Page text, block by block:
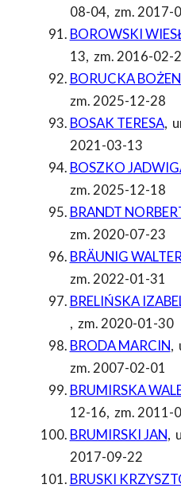
08-04, zm. 2017-
BOROWSKI
13, zm. 2016-02-
BORUCKA
zm. 2025-12-28
BOSAK TERESA,
2021-03-13
BOSZKO
zm. 2025-12-18
BRANDT
zm. 2020-07-23
BRÄUNIG WALTER
zm. 2022-01-31
BRELIŃSKA
, zm. 2020-01-30
BRODA MARCIN,
zm. 2007-02-01
BRUMIRSKA
12-16, zm. 2011-
BRUMIRSKI JAN,
2017-09-22
BRUSKI